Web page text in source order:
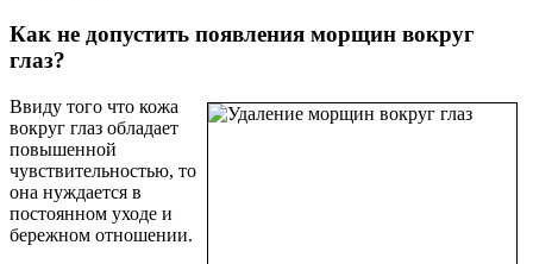
Как не допустить появления морщин вокруг
глаз?
Ввиду того что кожа
вокруг глаз обладает
повышенной
чувствительностью, то
она нуждается в
постоянном уходе и
бережном отношении.